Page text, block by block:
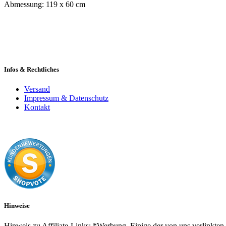
Abmessung: 119 x 60 cm
Infos & Rechtliches
Versand
Impressum & Datenschutz
Kontakt
Hinweise